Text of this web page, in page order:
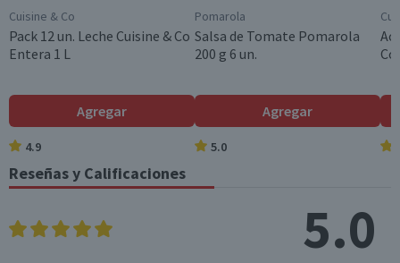
Cuisine & Co
Pack 12 un. Leche Cuisine & Co
Entera 1 L
Agregar
4.9
Pomarola
Salsa de Tomate Pomarola
200 g 6 un.
Agregar
5.0
Reseñas y Calificaciones
5.0